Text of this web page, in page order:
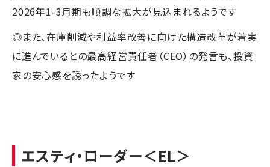
2026年1-3月期も順調な拡大が見込まれるようです
◎また、在庫削減や利益率改善に向けた構造改革が着実
に進んでいるとの最高経営責任者（CEO）の発言も、投資
家の安心感を誘ったようです
エスティ・ローダー＜EL＞